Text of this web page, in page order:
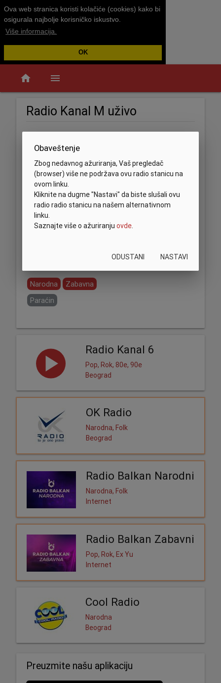
Ova web stranica koristi kolačiće (cookies) kako bi
osigurala najbolje korisničko iskustvo.
Više informacija.
OK
home menu
Radio Kanal M uživo
Obaveštenje
Zbog nedavnog ažuriranja, Vaš pregledač
(browser) više ne podržava ovu radio stanicu na
ovom linku.
Kliknite na dugme "Nastavi" da biste slušali ovu
radio radio stanicu na našem alternativnom
linku.
Saznajte više o ažuriranju ovde.
ODUSTANI NASTAVI
Narodna
Zabavna
Paraćin
Radio Kanal 6
Pop, Rok, 80e, 90e
Beograd
OK Radio
Narodna, Folk
Beograd
Radio Balkan Narodni
Narodna, Folk
Internet
Radio Balkan Zabavni
Pop, Rok, Ex Yu
Internet
Cool Radio
Narodna
Beograd
Preuzmite našu aplikaciju